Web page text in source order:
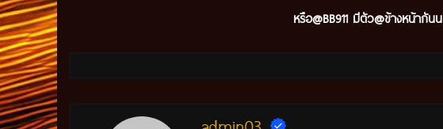
หรือ@BB911 มีตัว@ข้างหน้ากัน